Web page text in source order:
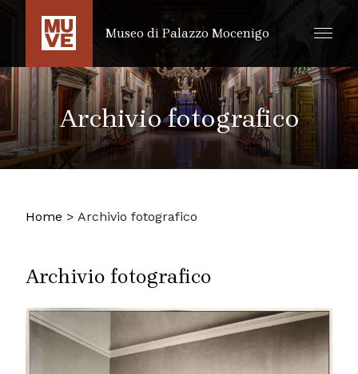
SALTA AL CONTENUTO PRINCIPALE
Museo di Palazzo Mocenigo
Archivio fotografico
Home > Archivio fotografico
Archivio fotografico